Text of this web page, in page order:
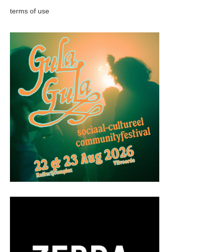
terms of use